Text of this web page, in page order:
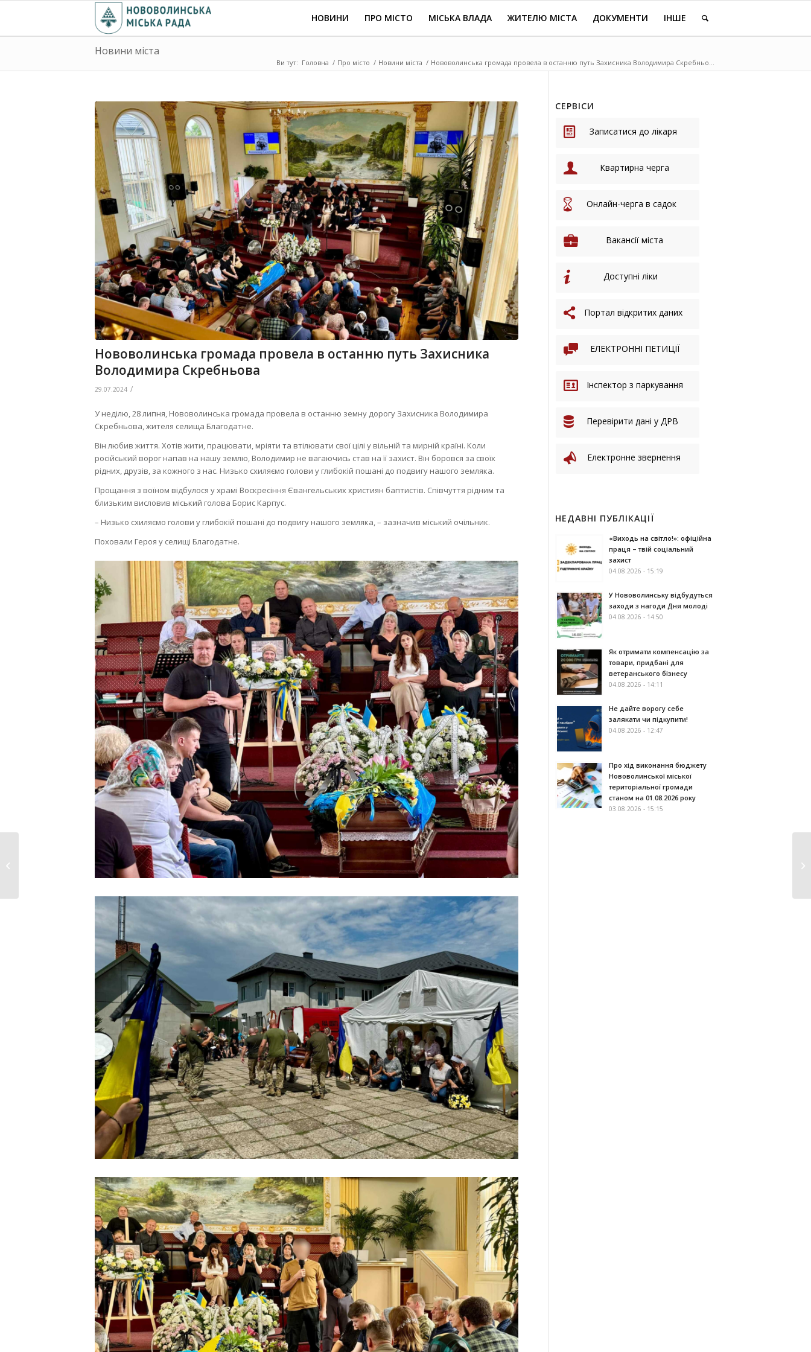
НОВИНИ ПРО МІСТО МІСЬКА ВЛАДА ЖИТЕЛЮ МІСТА ДОКУМЕНТИ ІНШЕ
Новини міста
Ви тут: Головна / Про місто / Новини міста / Нововолинська громада провела в останню путь Захисника Володимира Скребньо...
Нововолинська громада провела в останню путь Захисника
Володимира Скребньова
29.07.2024 /
У неділю, 28 липня, Нововолинська громада провела в останню земну дорогу Захисника Володимира
Скребньова, жителя селища Благодатне.
Він любив життя. Хотів жити, працювати, мріяти та втілювати свої цілі у вільній та мирній країні. Коли
російський ворог напав на нашу землю, Володимир не вагаючись став на її захист. Він боровся за своїх
рідних, друзів, за кожного з нас. Низько схиляємо голови у глибокій пошані до подвигу нашого земляка.
Прощання з воїном відбулося у храмі Воскресіння Євангельських християн баптистів. Співчуття рідним та
близьким висловив міський голова Борис Карпус.
– Низько схиляємо голови у глибокій пошані до подвигу нашого земляка, – зазначив міський очільник.
Поховали Героя у селищі Благодатне.
СЕРВІСИ
Записатися до лікаря
Квартирна черга
Онлайн-черга в садок
Вакансії міста
Доступні ліки
Портал відкритих даних
ЕЛЕКТРОННІ ПЕТИЦІЇ
Інспектор з паркування
Перевірити дані у ДРВ
Електронне звернення
НЕДАВНІ ПУБЛІКАЦІЇ
«Виходь на світло!»: офіційна
праця – твій соціальний
захист
04.08.2026 - 15:19
У Нововолинську відбудуться
заходи з нагоди Дня молоді
04.08.2026 - 14:50
Як отримати компенсацію за
товари, придбані для
ветеранського бізнесу
04.08.2026 - 14:11
Не дайте ворогу себе
залякати чи підкупити!
04.08.2026 - 12:47
Про хід виконання бюджету
Нововолинської міської
територіальної громади
станом на 01.08.2026 року
03.08.2026 - 15:15
професійного свята у